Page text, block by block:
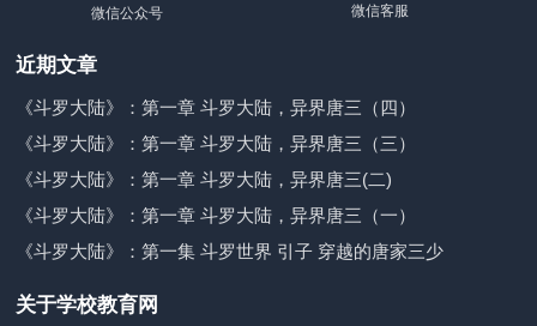
微信公众号 微信客服
近期文章
《斗罗大陆》：第一章 斗罗大陆，异界唐三（四）
《斗罗大陆》：第一章 斗罗大陆，异界唐三（三）
《斗罗大陆》：第一章 斗罗大陆，异界唐三(二)
《斗罗大陆》：第一章 斗罗大陆，异界唐三（一）
《斗罗大陆》：第一集 斗罗世界 引子 穿越的唐家三少
关于学校教育网